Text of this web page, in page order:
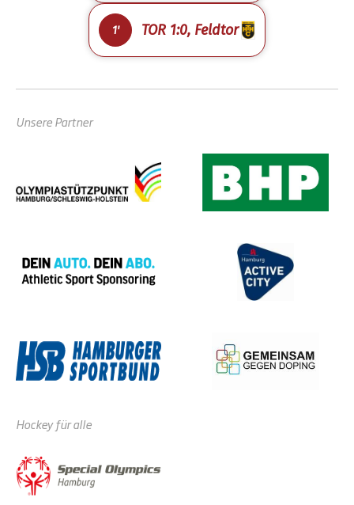
1' TOR 1:0, Feldtor
Unsere Partner
Hockey für alle